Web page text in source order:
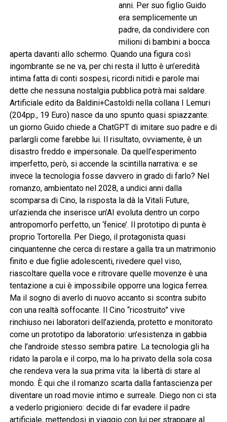
anni. Per suo figlio Guido
era semplicemente un
padre, da condividere con
milioni di bambini a bocca
aperta davanti allo schermo. Quando una figura così
ingombrante se ne va, per chi resta il lutto è un’eredità
intima fatta di conti sospesi, ricordi nitidi e parole mai
dette che nessuna nostalgia pubblica potrà mai saldare.
Artificiale edito da Baldini+Castoldi nella collana I Lemuri
(204pp., 19 Euro) nasce da uno spunto quasi spiazzante:
un giorno Guido chiede a ChatGPT di imitare suo padre e di
parlargli come farebbe lui. Il risultato, ovviamente, è un
disastro freddo e impersonale. Da quell’esperimento
imperfetto, però, si accende la scintilla narrativa: e se
invece la tecnologia fosse davvero in grado di farlo? Nel
romanzo, ambientato nel 2028, a undici anni dalla
scomparsa di Cino, la risposta la dà la Vitali Future,
un’azienda che inserisce un’AI evoluta dentro un corpo
antropomorfo perfetto, un ‘fenice’. Il prototipo di punta è
proprio Tortorella. Per Diego, il protagonista quasi
cinquantenne che cerca di restare a galla tra un matrimonio
finito e due figlie adolescenti, rivedere quel viso,
riascoltare quella voce e ritrovare quelle movenze è una
tentazione a cui è impossibile opporre una logica ferrea.
Ma il sogno di averlo di nuovo accanto si scontra subito
con una realtà soffocante. Il Cino “ricostruito” vive
rinchiuso nei laboratori dell’azienda, protetto e monitorato
come un prototipo da laboratorio: un’esistenza in gabbia
che l’androide stesso sembra patire. La tecnologia gli ha
ridato la parola e il corpo, ma lo ha privato della sola cosa
che rendeva vera la sua prima vita: la libertà di stare al
mondo. È qui che il romanzo scarta dalla fantascienza per
diventare un road movie intimo e surreale. Diego non ci sta
a vederlo prigioniero: decide di far evadere il padre
artificiale, mettendosi in viaggio con lui per strappare al